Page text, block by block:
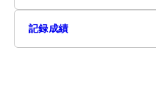
記録成績